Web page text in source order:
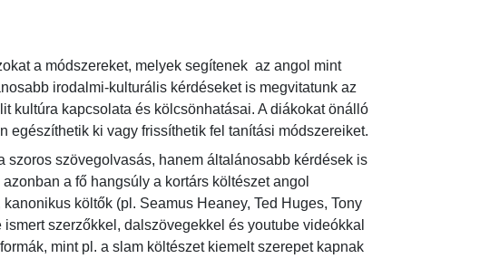
a módszereket, melyek segítenek  az angol mint
irodalmi-kulturális kérdéseket is megvitatunk az
kultúra kapcsolata és kölcsönhatásai. A diákokat önálló
egészíthetik ki vagy frissíthetik fel tanítási módszereiket.
szövegolvasás, hanem általánosabb kérdések is
a fő hangsúly a kortárs költészet angol
költők (pl. Seamus Heaney, Ted Huges, Tony
szerzőkkel, dalszövegekkel és youtube videókkal
mint pl. a slam költészet kiemelt szerepet kapnak